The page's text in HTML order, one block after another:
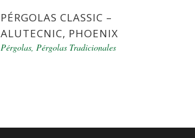
PÉRGOLAS CLASSIC –
ALUTECNIC, PHOENIX
Pérgolas Pérgolas Tradicionales